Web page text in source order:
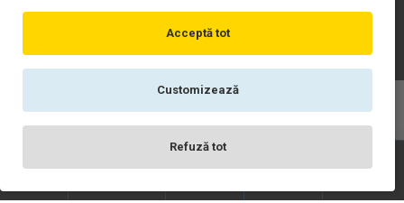
Copyright © WORK Motors
Acceptă tot
Customizează
Refuză tot